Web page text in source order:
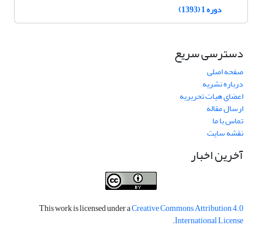
دوره 1 (1393)
دسترسی سریع
صفحه اصلی
درباره نشریه
اعضای هیات تحریریه
ارسال مقاله
تماس با ما
نقشه سایت
آخرین اخبار
This work is licensed under aCreative Commons Attribution 4.0
International License
.